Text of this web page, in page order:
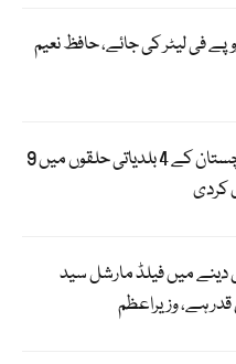
کی قیمت 228 روپے فی لیٹر کی جائے، حافظ نعیم
الیکشن کمیشن نے بلوچستان کے 4 بلدیاتی حلقوں میں 9
کردی
میں فیلڈ مارشل سید
قدر ہے، وزیراعظم